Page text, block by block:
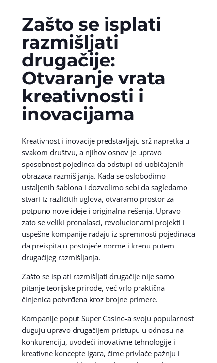
Zašto se isplati
razmišljati
drugačije:
Otvaranje vrata
kreativnosti i
inovacijama
Kreativnost i inovacije predstavljaju srž napretka u
svakom društvu, a njihov osnov je upravo
sposobnost pojedinca da odstupi od uobičajenih
obrazaca razmišljanja. Kada se oslobodimo
ustaljenih šablona i dozvolimo sebi da sagledamo
stvari iz različitih uglova, otvaramo prostor za
potpuno nove ideje i originalna rešenja. Upravo
zato se veliki pronalasci, revolucionarni projekti i
uspešne kompanije rađaju iz spremnosti pojedinaca
da preispitaju postojeće norme i krenu putem
drugačijeg razmišljanja.
Zašto se isplati razmišljati drugačije nije samo
pitanje teorijske prirode, već vrlo praktična
činjenica potvrđena kroz brojne primere.
Kompanije poput Super Casino-a svoju popularnost
duguju upravo drugačijem pristupu u odnosu na
konkurenciju, uvodeći inovativne tehnologije i
kreativne koncepte igara, čime privlače pažnju i